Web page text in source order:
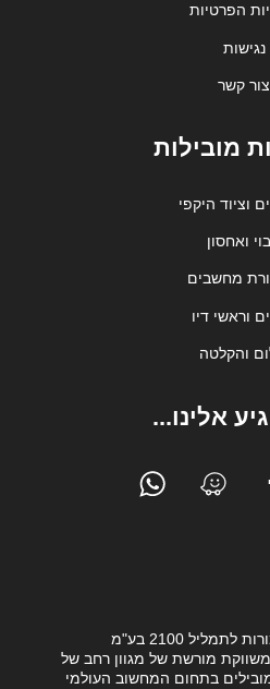
הפרטיות
נגישות
צור קשר
מובילות
וציוד היקפי
ואחסון
מחשבים
וראשי דיו
והקלטה
אלינו...
2100 בע"מ
מורשת של מגוון רחב של
בתחום המחשוב העולמי